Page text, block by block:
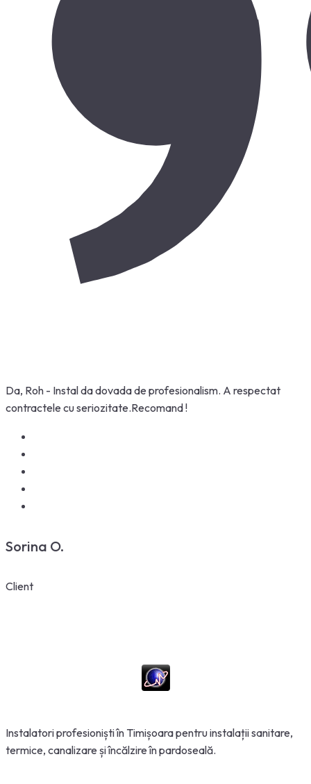
Da, Roh - Instal da dovada de profesionalism. A respectat
contractele cu seriozitate.Recomand !
Sorina O.
Client
Instalatoriprofesioniștiîn Timișoarapentruinstalațiisanitare,
termice, canalizare șiîncălzire înpardoseală.